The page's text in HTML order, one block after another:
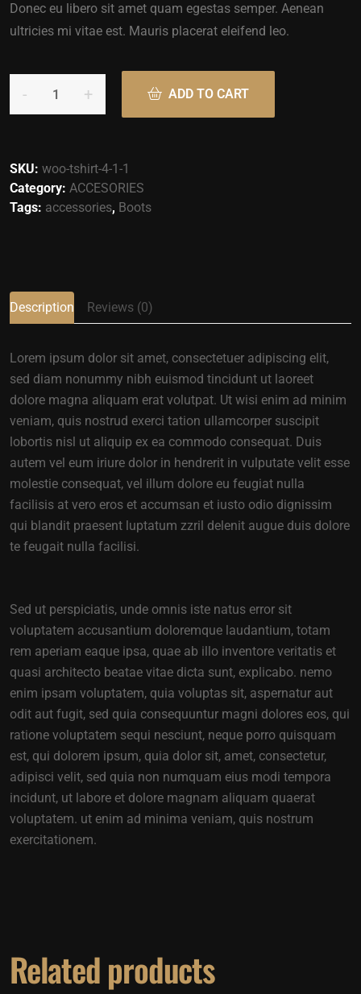
Donec eu libero sit amet quam egestas semper. Aenean
ultricies mi vitae est. Mauris placerat eleifend leo.
ADD TO CART
SKU: woo-tshirt-4-1-1
Category: ACCESORIES
Tags: accessories, Boots
Description Reviews (0)
Lorem ipsum dolor sit amet, consectetuer adipiscing elit,
sed diam nonummy nibh euismod tincidunt ut laoreet
dolore magna aliquam erat volutpat. Ut wisi enim ad minim
veniam, quis nostrud exerci tation ullamcorper suscipit
lobortis nisl ut aliquip ex ea commodo consequat. Duis
autem vel eum iriure dolor in hendrerit in vulputate velit esse
molestie consequat, vel illum dolore eu feugiat nulla
facilisis at vero eros et accumsan et iusto odio dignissim
qui blandit praesent luptatum zzril delenit augue duis dolore
te feugait nulla facilisi.
Sed ut perspiciatis, unde omnis iste natus error sit
voluptatem accusantium doloremque laudantium, totam
rem aperiam eaque ipsa, quae ab illo inventore veritatis et
quasi architecto beatae vitae dicta sunt, explicabo. nemo
enim ipsam voluptatem, quia voluptas sit, aspernatur aut
odit aut fugit, sed quia consequuntur magni dolores eos, qui
ratione voluptatem sequi nesciunt, neque porro quisquam
est, qui dolorem ipsum, quia dolor sit, amet, consectetur,
adipisci velit, sed quia non numquam eius modi tempora
incidunt, ut labore et dolore magnam aliquam quaerat
voluptatem. ut enim ad minima veniam, quis nostrum
exercitationem.
Related products